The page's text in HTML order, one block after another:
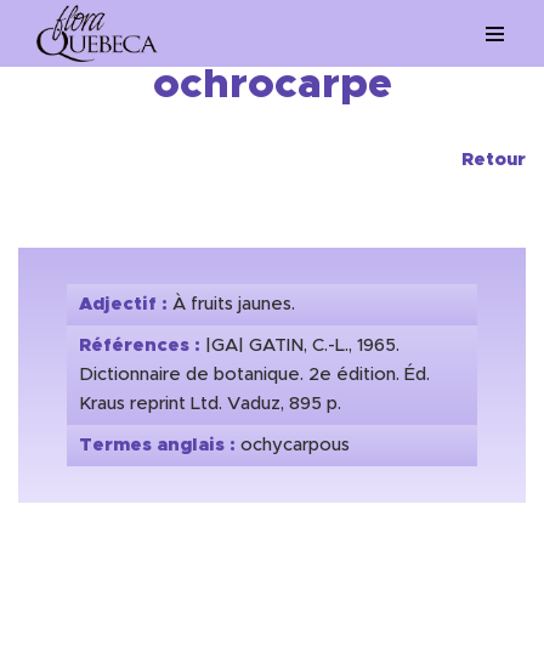
Aller
ochrocarpe
Retour
Adjectif : À fruits jaunes.
Références :
|GA| GATIN, C.-L., 1965.
Dictionnaire de botanique. 2e édition. Éd.
Kraus reprint Ltd. Vaduz, 895 p.
Termes anglais : ochycarpous